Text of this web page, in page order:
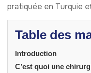
pratiquée en Turquie
Table des
Introduction
C’est quoi une